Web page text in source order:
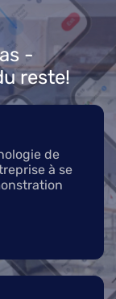
-
reste!
de
à se